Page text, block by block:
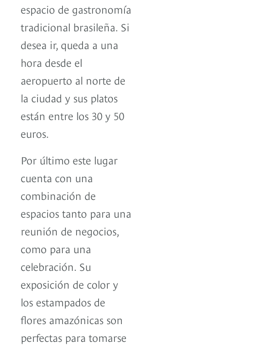
espacio de gastronomía
tradicional brasileña. Si
desea ir, queda a una
hora desde el
aeropuerto al norte de
la ciudad y sus platos
están entre los 30 y 50
euros.
Por último este lugar
cuenta con una
combinación de
espacios tanto para una
reunión de negocios,
como para una
celebración. Su
exposición de color y
los estampados de
flores amazónicas son
perfectas para tomarse